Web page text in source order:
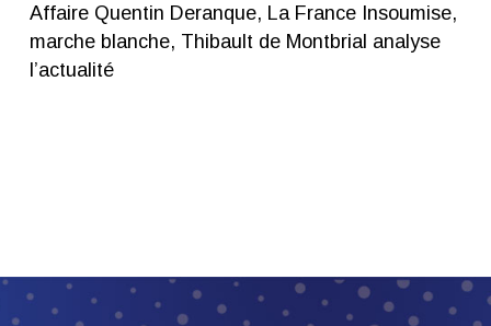
Affaire Quentin Deranque, La France Insoumise,
marche blanche, Thibault de Montbrial analyse
l’actualité